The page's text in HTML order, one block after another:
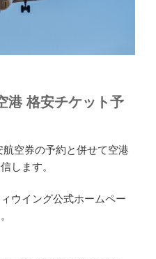
港 格安チケット予
空券の予約と併せて空港
します。
ウイング公式ホームペー